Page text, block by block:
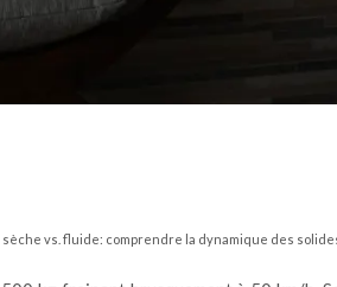
vs. fluide: comprendre la dynamique des